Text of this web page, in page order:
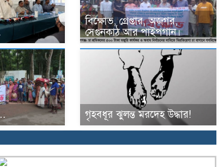
বিক্ষোভ, গ্রেপ্তার, অজগর,
সেগুনকাঠ আর পাইপগান।
গৃহবধূর ঝুলন্ত মরদেহ উদ্ধার!